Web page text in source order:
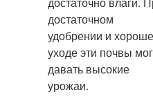
достаточном
удобрении и
уходе эти почвы
давать высокие
урожаи.